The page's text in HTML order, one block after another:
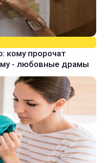
кому пророчат
- любовные драмы